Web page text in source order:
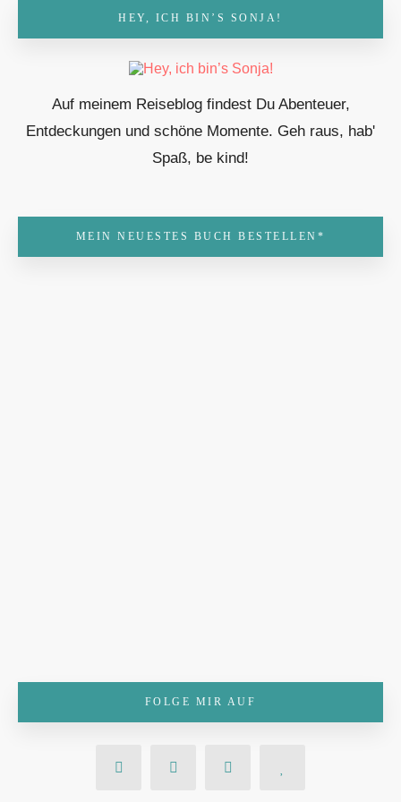
HEY, ICH BIN’S SONJA!
Auf meinem Reiseblog findest Du Abenteuer,
Entdeckungen und schöne Momente. Geh raus, hab'
Spaß, be kind!
MEIN NEUESTES BUCH BESTELLEN*
FOLGE MIR AUF